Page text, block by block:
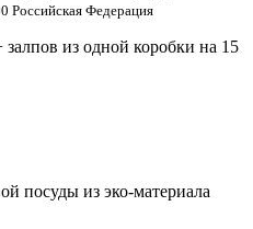
Российская Федерация
из одной коробки на 15
посуды из эко-материала